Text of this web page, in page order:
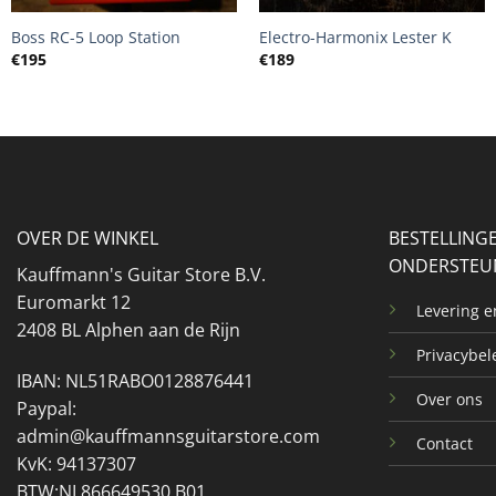
Boss RC-5 Loop Station
€195
Electro-Harmonix Lester K
€189
OVER DE WINKEL
Kauffmann's Guitar Store B.V.
Euromarkt 12
2408 BL Alphen aan de Rijn
IBAN: NL51RABO0128876441
Paypal:
admin@kauffmannsguitarstore.com
KvK: 94137307
Levering
Over ons
Contact